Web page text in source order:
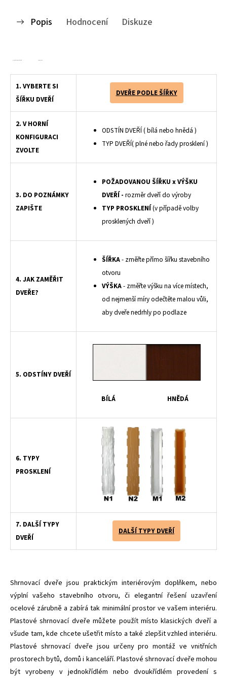
Popis Hodnocení Diskuze
plastové shrnovací dveře shrnovacích
1. VYBERTE SI
ŠÍŘKU DVEŘÍ
DVEŘE PODLE ŠÍŘKY
2. V HORNÍ
KONFIGURACI
ZVOLTE
ODSTÍN DVEŘÍ ( bílá nebo hnědá )
TYP DVEŘÍ( plné nebo řady prosklení )
3. DO POZNÁMKY
ZAPIŠTE
POŽADOVANOU ŠÍŘKU x VÝŠKU
DVEŘÍ - rozměr dveří do výroby
TYP PROSKLENÍ(v případě volby
prosklených dveří )
4. JAK ZAMĚŘIT
DVEŘE?
ŠÍŘKA- změřte přímo šířku stavebního
otvoru
VÝŠKA- změřte výšku na více místech,
od nejmenší míry odečtěte malou vůli,
aby dveře nedrhly po podlaze
5. ODSTÍNY DVEŘÍ
BÍLÁ HNĚDÁ
6. TYPY
PROSKLENÍ
7. DALŠÍ TYPY
DVEŘÍ
DALŠÍ TYPY DVEŘÍ
Shrnovací dveře jsou praktickým interiérovým doplňkem, nebo
výplní vašeho stavebního otvoru, či elegantní řešení uzavření
ocelové zárubně a zabírá tak minimální prostor ve vašem interiéru.
Plastové shrnovací dveře můžete použít místo klasických dveří a
všude tam, kde chcete ušetřit místo a také zlepšit vzhled interiéru.
Plastové shrnovací dveře jsou určeny pro montáž ve vnitřních
prostorech bytů, domů i kanceláří. Plastové shrnovací dveře mohou
být vyrobeny v jednokřídlém nebo dvoukřídlém provedení s